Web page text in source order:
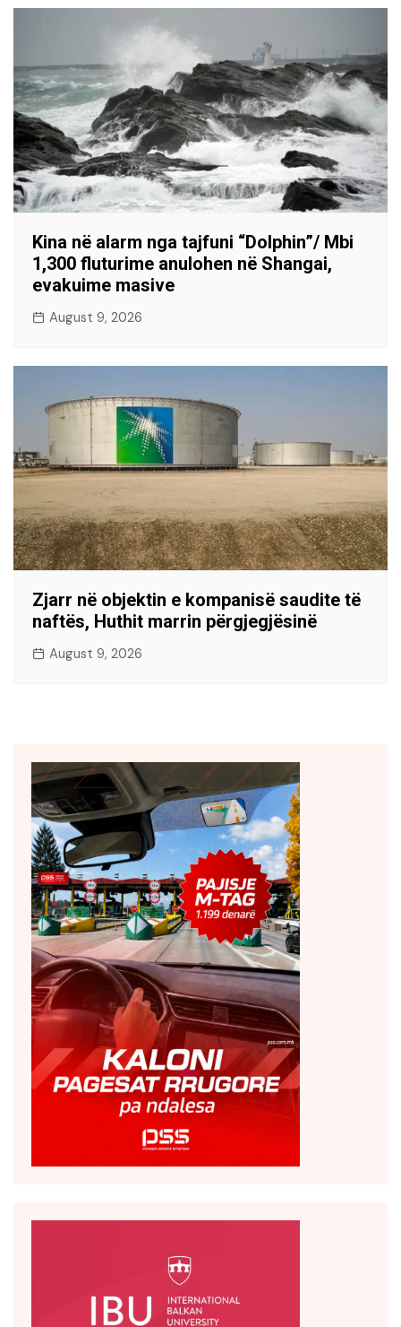
Kina në alarm nga tajfuni “Dolphin”/ Mbi
1,300 fluturime anulohen në Shangai,
evakuime masive
August 9, 2026
Zjarr në objektin e kompanisë saudite të
naftës, Huthit marrin përgjegjësinë
August 9, 2026